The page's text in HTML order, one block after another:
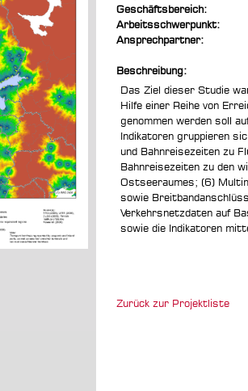
Geschäftsbereich:
Arbeitsschwerpunkt:
Ansprechpartner:
Beschreibung:
Das Ziel dieser Studie
Hilfe einer Reihe von
genommen werden soll
Indikatoren gruppieren
und Bahnreisezeiten zu
Bahnreisezeiten zu den
Ostseeraumes; (6)
sowie
Verkehrsnetzdaten auf
sowie die Indikatoren
Zurück zur Projektliste